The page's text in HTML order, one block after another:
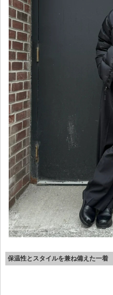
保温性とスタイルを兼ね備えた一着